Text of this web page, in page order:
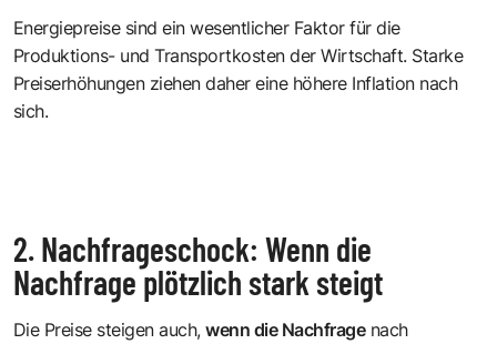
Energiepreise sind ein wesentlicher Faktor für die
Produktions- und Transportkosten der Wirtschaft. Starke
Preiserhöhungen ziehen daher eine höhere Inflation nach
sich.
2. Nachfrageschock: Wenn die
Nachfrage plötzlich stark steigt
Die Preise steigen auch,wenn die Nachfragenach